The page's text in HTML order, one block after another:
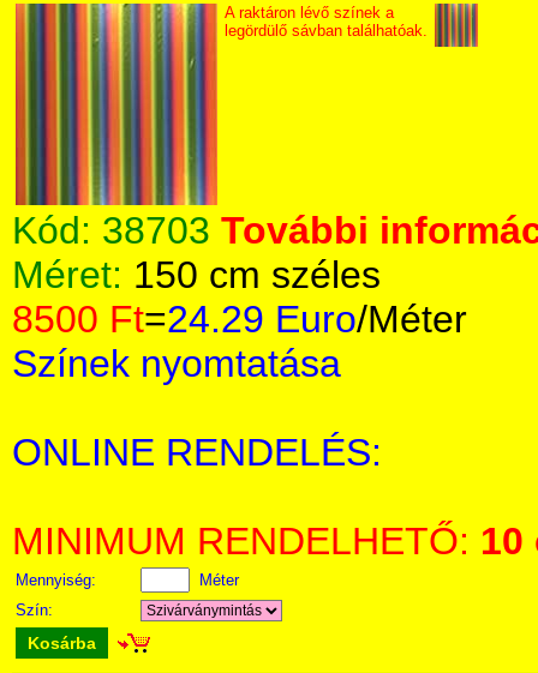
A raktáron lévő színek a
legördülő sávban találhatóak.
Kód: 38703 További
Méret: 150 cm széles
8500 Ft=24.29 Euro/Méter
Színek nyomtatása
ONLINE RENDELÉS:
MINIMUM RENDELHETŐ: 10
Mennyiség:
Méter
Szín:
Kosárba